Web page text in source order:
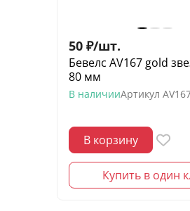
50 ₽/шт.
Бевелс AV167 gold
80 мм
В наличииАртикул
В корзину
Купить в один